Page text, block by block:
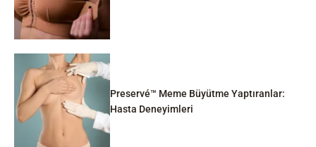
Preservé™ Meme Büyütme Yaptıranlar:
Hasta Deneyimleri